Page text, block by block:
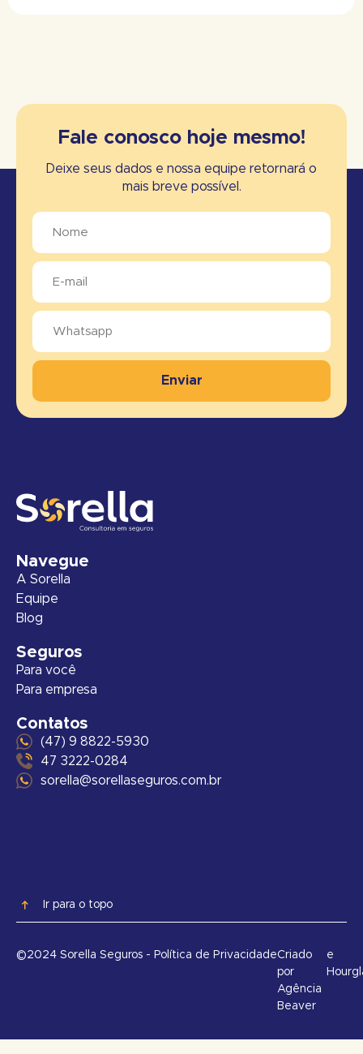
Fale conosco hoje mesmo!
Deixe seus dados e nossa equipe retornará o
mais breve possível.
Enviar
Navegue
A Sorella
Equipe
Blog
Seguros
Para você
Para empresa
Contatos
(47) 9 8822-5930
47 3222-0284
sorella@sorellaseguros.com.br
Ir para o topo
©2024 Sorella Seguros - Política de PrivacidadeCriado
por
Agência
Beaver
e